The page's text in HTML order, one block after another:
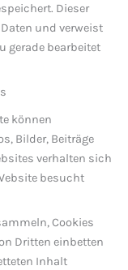
Dieser
und verweist
gerade bearbeitet
können
Bilder, Beiträge
verhalten sich
besucht
Cookies
Dritten einbetten
Inhalt